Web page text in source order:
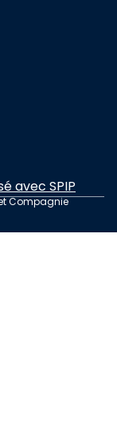
avec SPIP
Compagnie